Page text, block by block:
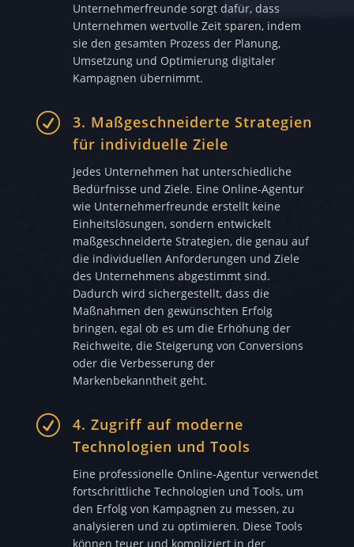
Unternehmerfreunde sorgt dafür, dass
Unternehmen wertvolle Zeit sparen, indem
sie den gesamten Prozess der Planung,
Umsetzung und Optimierung digitaler
Kampagnen übernimmt.
R
3. Maßgeschneiderte Strategien
für individuelle Ziele
Jedes Unternehmen hat unterschiedliche
Bedürfnisse und Ziele. Eine Online-Agentur
wie Unternehmerfreunde erstellt keine
Einheitslösungen, sondern entwickelt
maßgeschneiderte Strategien, die genau auf
die individuellen Anforderungen und Ziele
des Unternehmens abgestimmt sind.
Dadurch wird sichergestellt, dass die
Maßnahmen den gewünschten Erfolg
bringen, egal ob es um die Erhöhung der
Reichweite, die Steigerung von Conversions
oder die Verbesserung der
Markenbekanntheit geht.
R
4. Zugriff auf moderne
Technologien und Tools
Eine professionelle Online-Agentur verwendet
fortschrittliche Technologien und Tools, um
den Erfolg von Kampagnen zu messen, zu
analysieren und zu optimieren. Diese Tools
können teuer und kompliziert in der